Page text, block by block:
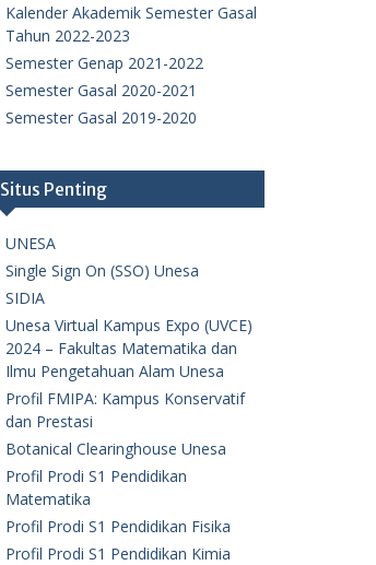
Kalender Akademik Semester Gasal
Tahun 2022-2023
Semester Genap 2021-2022
Semester Gasal 2020-2021
Semester Gasal 2019-2020
Situs Penting
UNESA
Single Sign On (SSO) Unesa
SIDIA
Unesa Virtual Kampus Expo (UVCE)
2024 – Fakultas Matematika dan
Ilmu Pengetahuan Alam Unesa
Profil FMIPA: Kampus Konservatif
dan Prestasi
Botanical Clearinghouse Unesa
Profil Prodi S1 Pendidikan
Matematika
Profil Prodi S1 Pendidikan Fisika
Profil Prodi S1 Pendidikan Kimia